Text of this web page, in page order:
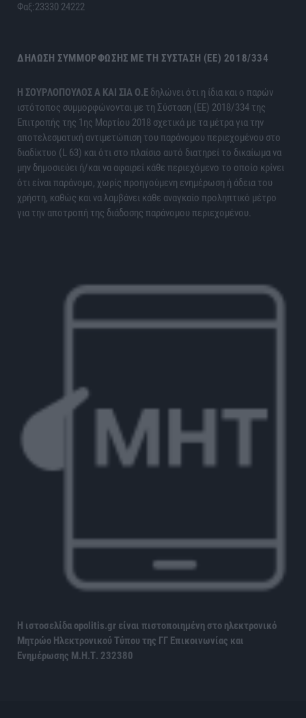
Φαξ:23330 24222
ΔΉΛΩΣΗ ΣΥΜΜΌΡΦΩΣΗΣ ΜΕ ΤΗ ΣΎΣΤΑΣΗ (ΕΕ) 2018/334
H ΣΟΥΡΛΟΠΟΥΛΟΣ Α ΚΑΙ ΣΙΑ Ο.Ε δηλώνει ότι η ίδια και ο παρών
ιστότοπος συμμορφώνονται με τη Σύσταση (ΕΕ) 2018/334 της
Επιτροπής της 1ης Μαρτίου 2018 σχετικά με τα μέτρα για την
αποτελεσματική αντιμετώπιση του παράνομου περιεχομένου στο
διαδίκτυο (L 63) και ότι στο πλαίσιο αυτό διατηρεί το δικαίωμα να
μην δημοσιεύει ή/και να αφαιρεί κάθε περιεχόμενο το οποίο κρίνει
ότι είναι παράνομο, χωρίς προηγούμενη ενημέρωση ή άδεια του
χρήστη, καθώς και να λαμβάνει κάθε αναγκαίο προληπτικό μέτρο
για την αποτροπή της διάδοσης παράνομου περιεχομένου.
Η ιστοσελίδα opolitis.gr είναι πιστοποιημένη στο ηλεκτρονικό
Μητρώο Ηλεκτρονικού Τύπου της ΓΓ Επικοινωνίας και
Ενημέρωσης Μ.Η.Τ. 232380